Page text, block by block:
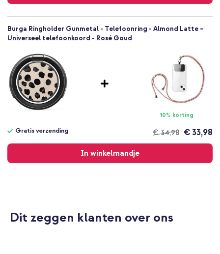
Burga Ringholder Gunmetal - Telefoonring - Almond Latte +
Universeel telefoonkoord - Rosé Goud
10% korting
€ 34,98
Gratis verzending € 33,98
In winkelmandje
verzending
Dit zeggen klanten over ons